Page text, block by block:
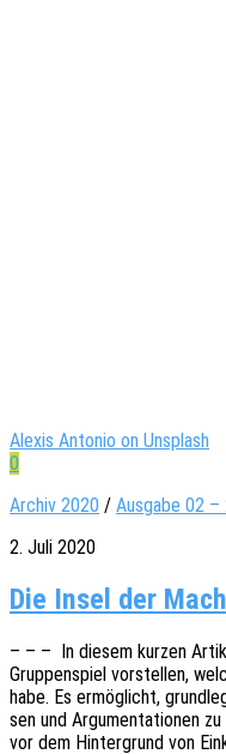
Alexis Antonio on Unsplash
0
Archiv 2020 / Ausgabe 02 –
2. Juli 2020
Die Insel der
– – – In diesem kurzen
Grup­pen­spiel vorstel­len,
habe. Es ermög­licht,
sen und Argu­men­ta­tio­nen
vor dem Hinter­grund von